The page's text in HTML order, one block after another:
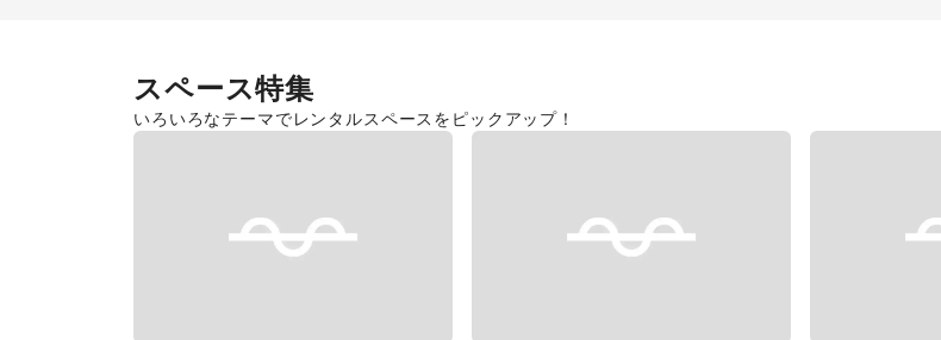
スペース特集
いろいろなテーマでレンタルスペースをピックアップ！